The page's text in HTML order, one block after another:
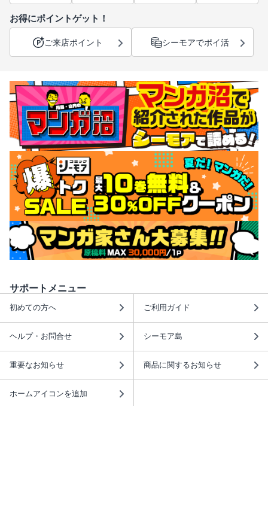
お得にポイントゲット！
ご来店ポイント シーモアでポイ活
サポートメニュー
初めての方へ ご利用ガイド
ヘルプ・お問合せ シーモア島
重要なお知らせ 商品に関するお知らせ
ホームアイコンを追加